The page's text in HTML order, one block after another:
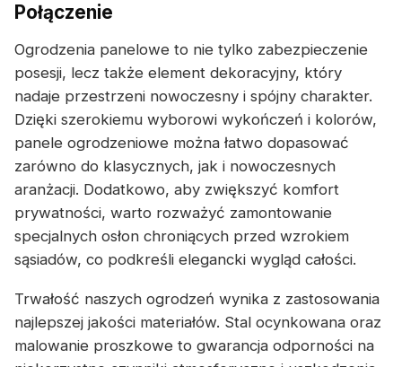
Połączenie
Ogrodzenia panelowe to nie tylko zabezpieczenie
posesji, lecz także element dekoracyjny, który
nadaje przestrzeni nowoczesny i spójny charakter.
Dzięki szerokiemu wyborowi wykończeń i kolorów,
panele ogrodzeniowe można łatwo dopasować
zarówno do klasycznych, jak i nowoczesnych
aranżacji. Dodatkowo, aby zwiększyć komfort
prywatności, warto rozważyć zamontowanie
specjalnych osłon chroniących przed wzrokiem
sąsiadów, co podkreśli elegancki wygląd całości.
Trwałość naszych ogrodzeń wynika z zastosowania
najlepszej jakości materiałów. Stal ocynkowana oraz
malowanie proszkowe to gwarancja odporności na